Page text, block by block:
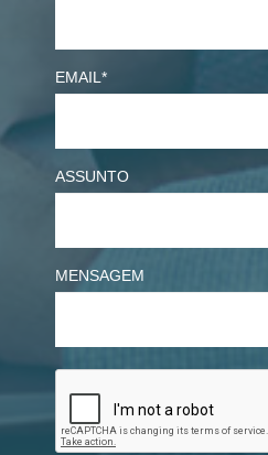
EMAIL*
ASSUNTO
MENSAGEM